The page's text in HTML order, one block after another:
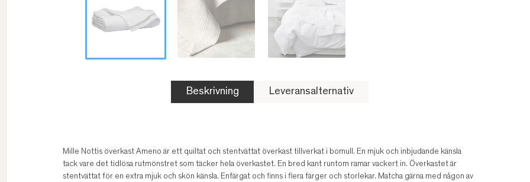
Beskrivning Leveransalternativ
Mille Nottis överkast Ameno är ett quiltat och stentvättat överkast tillverkat i bomull. En mjuk och inbjudande känsla
tack vare det tidlösa rutmönstret som täcker hela överkastet. En bred kant runtom ramar vackert in. Överkastet är
stentvättat för en extra mjuk och skön känsla. Enfärgat och finns i flera färger och storlekar. Matcha gärna med någon av